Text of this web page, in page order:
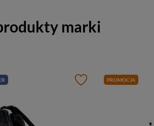
marki
PROMOCJA